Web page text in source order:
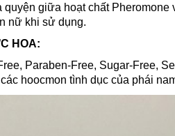
giữa hoạt chất
nữ khi sử dụng.
HOA:
Paraben-Free, Sugar-Free,
hoocmon tình dục của phái